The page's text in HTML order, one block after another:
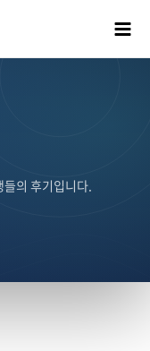
의 후기입니다.